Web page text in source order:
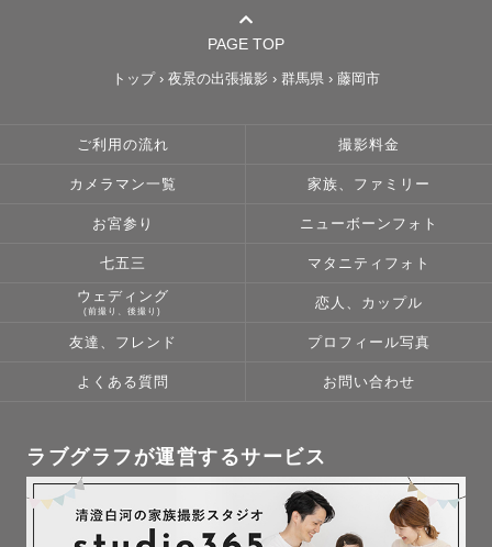
PAGE TOP
トップ› 夜景の出張撮影 › 群馬県 › 藤岡市
ご利用の流れ 撮影料金
カメラマン一覧 家族、ファミリー
お宮参り ニューボーンフォト
七五三 マタニティフォト
ウェディング
(前撮り、後撮り)
恋人、カップル
友達、フレンド プロフィール写真
よくある質問 お問い合わせ
ラブグラフが運営するサービス